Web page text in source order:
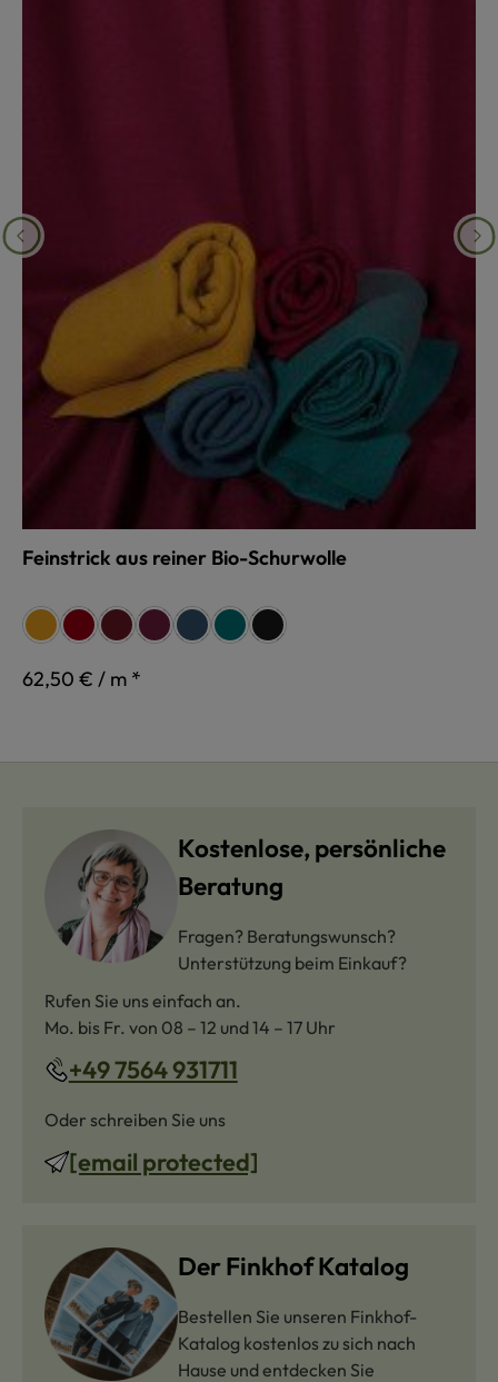
Feinstrick aus reiner Bio-Schurwolle
Farbe auswählen
curry rot weinrotbeere jeans petrol schwarz
62,50 € / m *
Kostenlose, persönliche
Beratung
Fragen? Beratungswunsch?
Unterstützung beim Einkauf?
Rufen Sie uns einfach an.
Mo. bis Fr. von 08 – 12 und 14 – 17 Uhr
+49 7564 931711
Oder schreiben Sie uns
[email protected]
Der Finkhof Katalog
Bestellen Sie unseren Finkhof-
Katalog kostenlos zu sich nach
Hause und entdecken Sie